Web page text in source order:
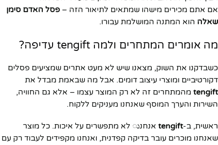
אם אתם מכירים מישהו שמתאים לתיאור הזה – פסל האדם סימן
שאלה הוא המתנה המושלמת עבורו.
מה אומרים המתחרים ולמה tengift עדיפה?
כשבדקנו את השוק, מצאנו שיש לא מעט אתרים שמציעים פסלים
דקורטיביים ומוצרי עיצוב דומים. אבל מה שבאמת מבדל את
tengift מהמתחרים זה לא רק המוצר עצמו – אלא גם החוויה,
השירות והערך המוסף שאנחנו מעניקים ללקוח.
ראשית, ב-tengift
אנחנು לא מתפשרים על איכות. כל מוצר
שאנחנו מוכרים עובר בדיקה קפדנית, ואנחנו מקפידים לעבוד רק עם